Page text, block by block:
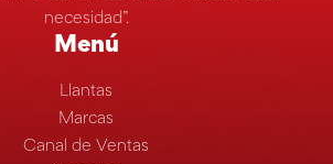
necesidad”.
Menú
Llantas
Marcas
Canal de Ventas